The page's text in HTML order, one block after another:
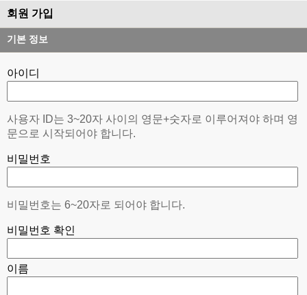
회원 가입
기본 정보
아이디
사용자 ID는 3~20자 사이의 영문+숫자로 이루어져야 하며 영
문으로 시작되어야 합니다.
비밀번호
비밀번호는 6~20자로 되어야 합니다.
비밀번호 확인
이름